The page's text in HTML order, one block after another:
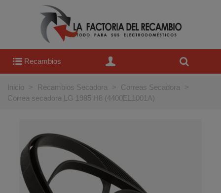
Recambios
Inicio > Recambios Secadora > Correas Secadora
>
Correa secadora LG 1985 H8 (4400EL1001A)